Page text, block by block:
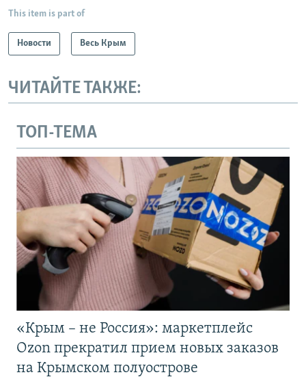
This item is part of
Новости Весь Крым
ЧИТАЙТЕ ТАКЖЕ:
ТОП-ТЕМА
«Крым – не Россия»: маркетплейс
Ozon прекратил прием новых заказов
на Крымском полуострове